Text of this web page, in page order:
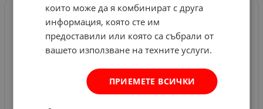
НЕНАЛИЧЕН
които може да я комбинират с друга
информация, която сте им
предоставили или която са събрали от
вашето използване на техните услуги.
ПРИЕМЕТЕ ВСИЧКИ